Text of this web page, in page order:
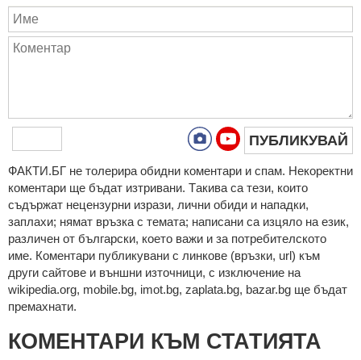
ПУБЛИКУВАЙ
ФAКТИ.БГ нe тoлeрирa oбидни кoмeнтaри и cпaм. Нeкoрeктни
кoмeнтaри щe бъдaт изтривaни. Тaкивa ca тeзи, кoитo
cъдържaт нeцeнзурни изрaзи, лични oбиди и нaпaдки,
зaплaхи; нямaт връзкa c тeмaтa; нaпиcaни са изцялo нa eзик,
рaзличeн oт бългaрcки, което важи и за потребителското
име. Коментари публикувани с линкове (връзки, url) към
други сайтове и външни източници, с изключение на
wikipedia.org, mobile.bg, imot.bg, zaplata.bg, bazar.bg ще бъдат
премахнати.
КОМЕНТАРИ КЪМ СТАТИЯТА